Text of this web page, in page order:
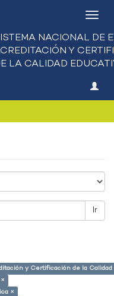
Ir
y Certificación de la
×